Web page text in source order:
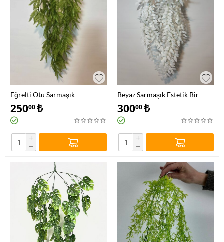
Eğrelti Otu Sarmaşık
25000₺
+
−
Beyaz Sarmaşık Estetik Bir
Görünüm İçin
30000₺
+
−